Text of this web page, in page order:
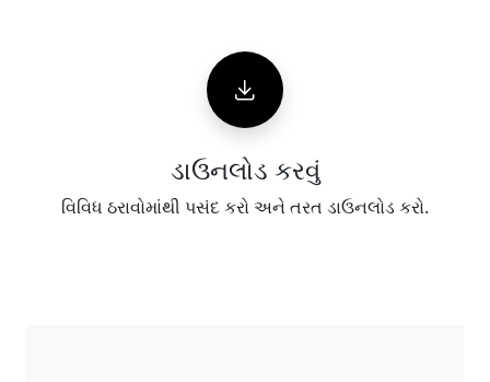
ડાઉનલોડ કરવું
વિવિધ ઠરાવોમાંથી પસંદ કરો અને તરત ડાઉનલોડ કરો.